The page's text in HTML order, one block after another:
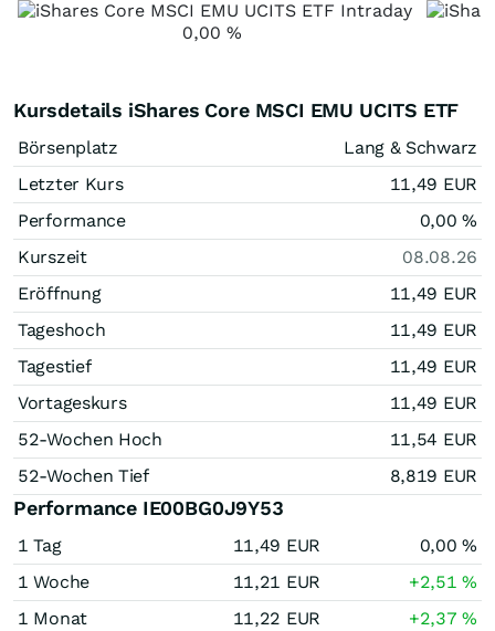
0,00 %
Kursdetails iShares Core MSCI EMU UCITS ETF
Börsenplatz
Lang & Schwarz
Letzter Kurs
11,49 EUR
Performance
0,00%
Kurszeit
08.08.26
Eröffnung
11,49 EUR
Tageshoch
11,49 EUR
Tagestief
11,49 EUR
Vortageskurs
11,49 EUR
52-Wochen Hoch
11,54 EUR
52-Wochen Tief
8,819 EUR
Performance IE00BG0J9Y53
1 Tag 11,49 EUR 0,00%
1 Woche
11,21 EUR +2,51%
1 Monat
11,22 EUR +2,37%